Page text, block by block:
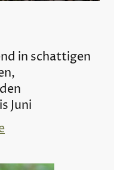
in schattigen
Juni